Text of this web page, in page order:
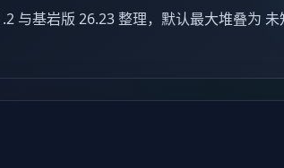
与基岩版 26.23 整理，默认最大堆叠为